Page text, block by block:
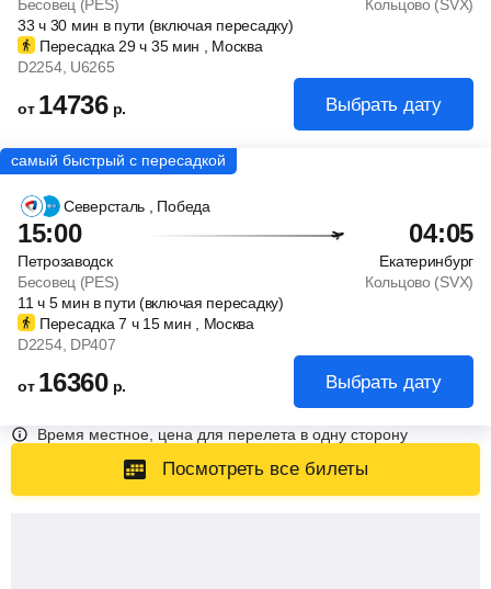
Бесовец (PES)
Кольцово (SVX)
33ч30 мин в пути (включая пересадку)
Пересадка 29ч 35 мин , Москва
D2254, U6265
от 14736 р. Выбрать дату
Северсталь , Победа
15:00 04:05
Петрозаводск
Екатеринбург
Бесовец (PES)
Кольцово (SVX)
11ч5 мин в пути (включая пересадку)
Пересадка 7 ч15 мин , Москва
D2254, DP407
от 16360 р. Выбрать дату
Время местное, цена для перелета в одну сторону
Посмотреть все билеты